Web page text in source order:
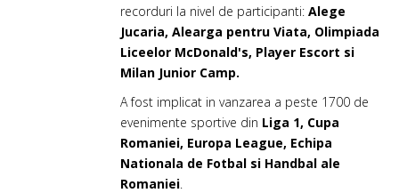
recorduri la nivel de participanti: Alege
Jucaria, Alearga pentru Viata, Olimpiada
Liceelor McDonald's, Player Escort si
Milan Junior Camp.
A fost implicat in vanzarea a peste 1700 de
evenimente sportive din Liga 1, Cupa
Romaniei, Europa League, Echipa
Nationala de Fotbal si Handbal ale
Romaniei.